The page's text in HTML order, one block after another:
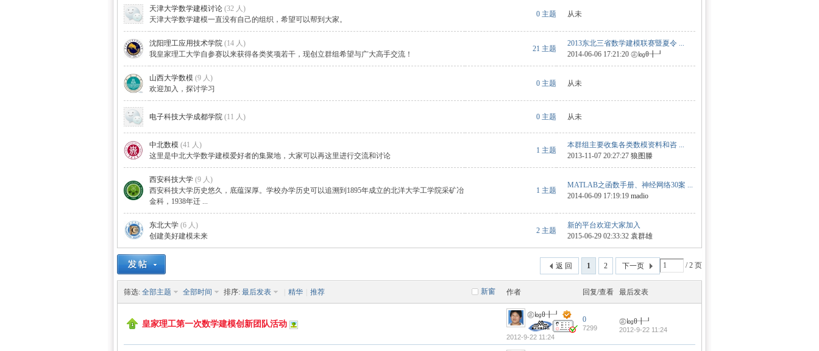
天津大学数学建模讨论 (32 人)
天津大学数学建模一直没有自己的组织，希望可以帮到大家。
0 主题 从未
沈阳理工应用技术学院 (14 人)
我皇家理工大学自参赛以来获得各类奖项若干，现创立群组希望与广大高手交流！
21 主题
2013东北三省数学建模联赛暨夏令 ...
2014-06-06 17:21:20 ㊣㏒θ╂┚
山西大学数模 (9 人)
欢迎加入，探讨学习
0 主题 从未
电子科技大学成都学院 (11 人) 0 主题 从未
中北数模 (41 人)
这里是中北大学数学建模爱好者的集聚地，大家可以再这里进行交流和讨论
1 主题
本群组主要收集各类数模资料和咨 ...
2013-11-07 20:27:27 狼图滕
西安科技大学 (9 人)
西安科技大学历史悠久，底蕴深厚。学校办学历史可以追溯到1895年成立的北洋大学工学院采矿冶
金科，1938年迁 ...
1 主题
MATLAB之函数手册、神经网络30案 ...
2014-06-09 17:19:19 madio
东北大学 (6 人)
创建美好建模未来
2 主题
新的平台欢迎大家加入
2015-06-29 02:33:32 袁群雄
1 2 / 2 页
下一页
返 回
新窗
筛选: 全部主题 全部时间 排序: 最后发表 精华 推荐 作者 回复/查看 最后发表
皇家理工第一次数学建模创新团队活动
㊣㏒θ╂┚
2012-9-22 11:24
0
7299
㊣㏒θ╂┚
2012-9-22 11:24